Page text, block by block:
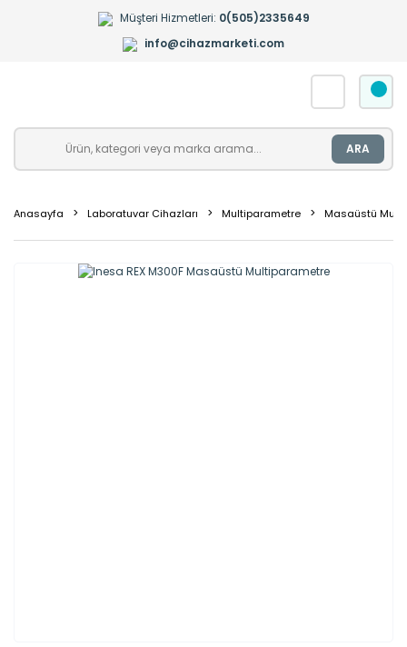
Müşteri Hizmetleri: 0(505)2335649
info@cihazmarketi.com
ARA
Anasayfa Laboratuvar Cihazları Multiparametre Masaüstü